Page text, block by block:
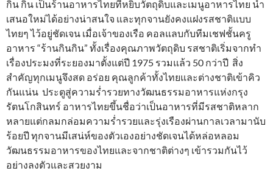
กิน กิน เป็นร้านอาหารไทยที่หยิบวัตถุดิบและเมนูอาหารไทย นำ
เสนอใหม่ได้อย่างน่าสนใจ และทุกจานยังคงแฝงรสชาติแบบ
ไทยๆ ไว้อยู่ชัดเจน เมื่อเจ้าของเรือ คอลแลบกับทีมเชฟชั้นครู
อาหาร “ร้านกินกิน” ทั้งเรื่องคุณภาพวัตถุดิบ รสชาติเริ่มจากทำ
เรื่องประมงที่ระยองมาตั้งแต่ปี 1975 รวมแล้ว 50 กว่าปี สิ่ง
สำคัญทุกเมนูจึงสด อร่อย คุณลูกค้าทั้งไทยและต่างชาติเข้าคิว
กันแน่น ประตูสู่ความร่ำรวยทางวัฒนธรรมอาหารแห่งกรุง
รัตนโกสินทร์ อาหารไทยขึ้นชื่อว่าเป็นอาหารที่มีรสชาติหลาก
หลายแต่กลมกล่อมความร่ำรวยและรุ่งเรืองผ่านกาลเวลามานับ
ร้อยปี ทุกจานมีเสน่ห์ของตัวเองอย่างชัดเจนได้หล่อหลอม
วัฒนธรรมอาหารของไทยและจากชาติต่างๆ เข้ารวมกันไว้
อย่างลงตัวและสวยงาม